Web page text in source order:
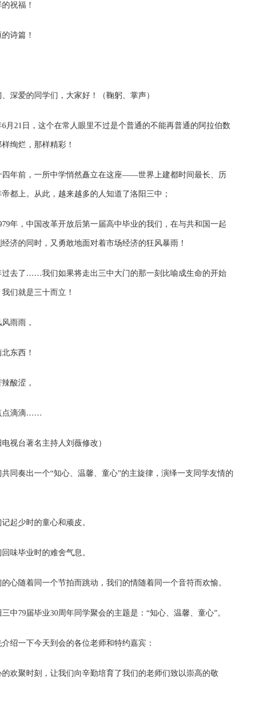
祝福！
诗篇！
深爱的同学们，大家好！（鞠躬、掌声）
6月21日，这个在常人眼里不过是个普通的不能再普通的阿拉伯数
绚烂，那样精彩！
四年前，一所中学悄然矗立在这座——世界上建都时间最长、历
都上。从此，越来越多的人知道了洛阳三中；
年，中国改革开放后第一届高中毕业的我们，在与共和国一起
济的同时，又勇敢地面对着市场经济的狂风暴雨！
过去了……我们如果将走出三中大门的那一刻比喻成生命的开始
们就是三十而立！
雨雨，
东西！
酸涩，
点滴滴……
电视台著名主持人刘薇修改）
同奏出一个“知心、温馨、童心”的主旋律，演绎一支同学友情的
起少时的童心和顽皮。
味毕业时的难舍气息。
心随着同一个节拍而跳动，我们的情随着同一个音符而欢愉。
中79届毕业30周年同学聚会的主题是：“知心、温馨、童心”。
绍一下今天到会的各位老师和特约嘉宾：
欢聚时刻，让我们向辛勤培育了我们的老师们致以崇高的敬